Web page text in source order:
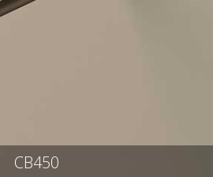
CB450